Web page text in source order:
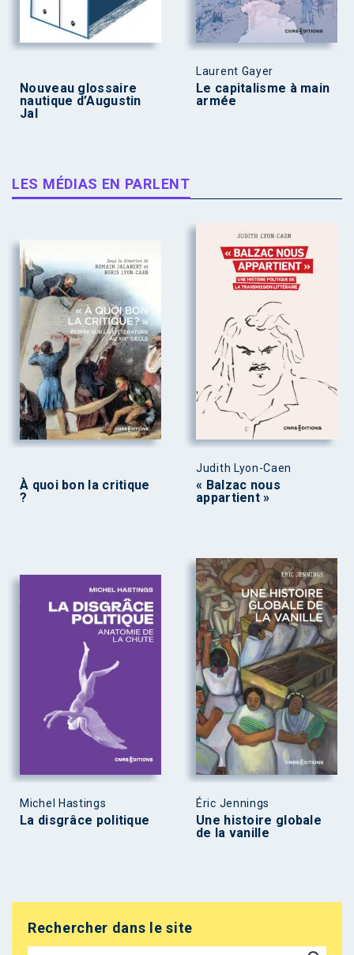
Nouveau glossaire
nautique d’Augustin
Jal
Laurent Gayer
Le capitalisme à main
armée
LES MÉDIAS EN PARLENT
À quoi bon la critique
?
Judith Lyon-Caen
« Balzac nous
appartient »
Michel Hastings
La disgrâce politique
Éric Jennings
Une histoire globale
de la vanille
Rechercher dans le site